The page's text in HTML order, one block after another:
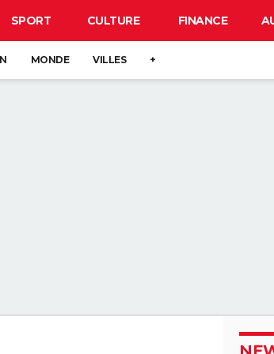
SPORT CULTURE FINANCE
MONDE VILLES +